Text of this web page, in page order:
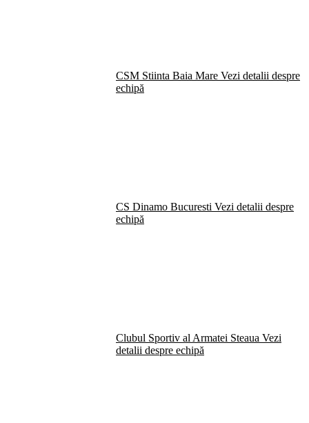
CSM Stiinta Baia Mare Vezi detalii despre
echipă
CS Dinamo Bucuresti Vezi detalii despre
echipă
Clubul Sportiv al Armatei Steaua Vezi
detalii despre echipă